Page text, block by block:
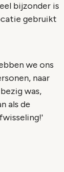
bijzonder is
gebruikt
we ons
naar
was,
als de